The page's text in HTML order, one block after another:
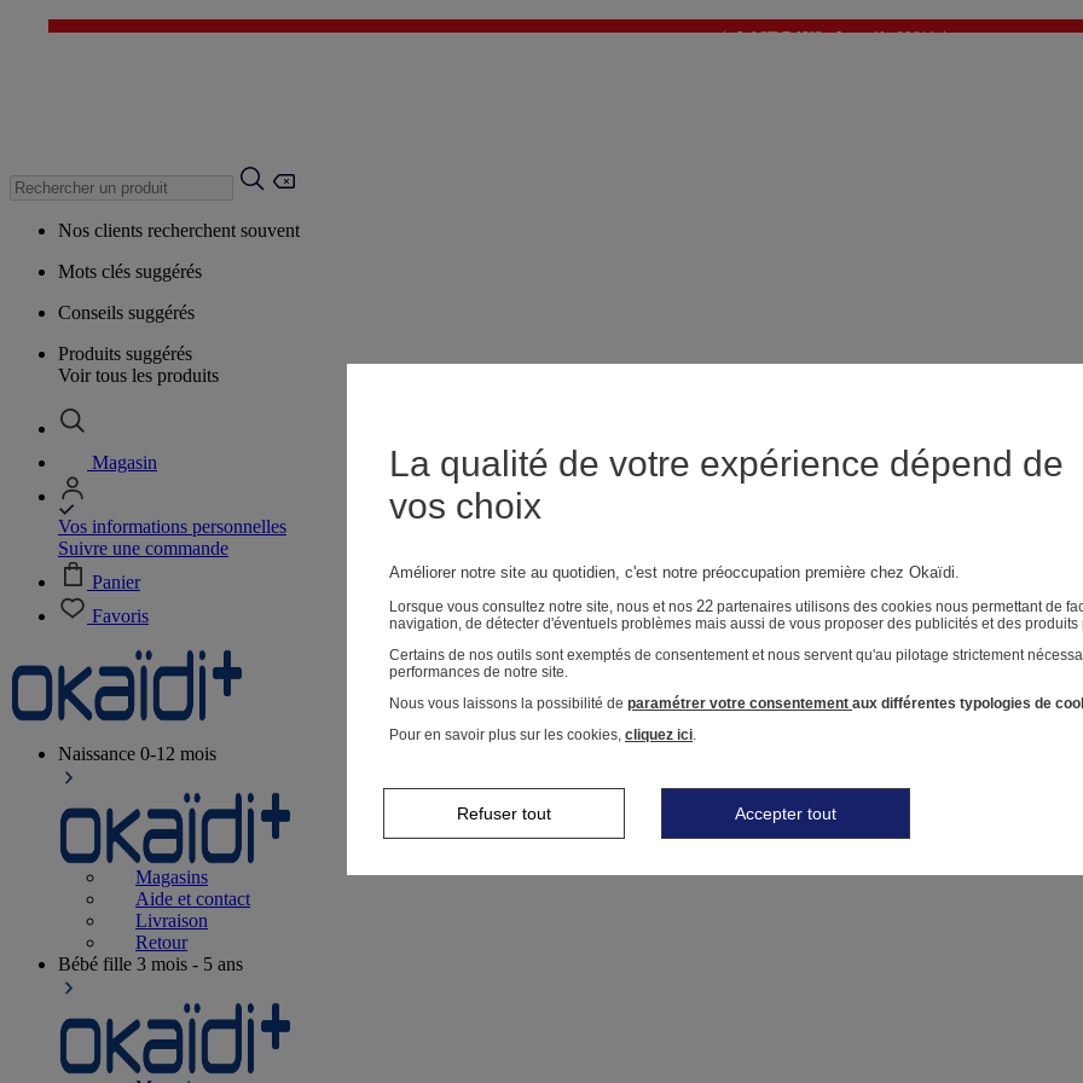
✨ LAST DAYS : Jusqu'à -60%* ✨
Nos clients recherchent souvent
Mots clés suggérés
Conseils suggérés
Produits suggérés
Voir tous les produits
Magasin
Vos informations personnelles
Suivre une commande
Panier
Favoris
Naissance 0-12 mois
Magasins
Aide et contact
Livraison
Retour
Bébé fille 3 mois - 5 ans
La qualité de votre expérience dépend de
vos choix
Améliorer notre site au quotidien, c'est notre préoccupation première chez Okaïdi.
Lorsque vous consultez notre site, nous et nos 22 partenaires utilisons des cookies nous permettant de
navigation, de détecter d'éventuels problèmes mais aussi de vous proposer des publicités et des
Certains de nos outils sont exemptés de consentement et nous servent qu'au pilotage strictement
performances de notre site.
Nous vous laissons la possibilité de paramétrer votre consentement aux différentes typologies de
Pour en savoir plus sur les cookies, cliquez ici.
Refuser tout Accepter tout